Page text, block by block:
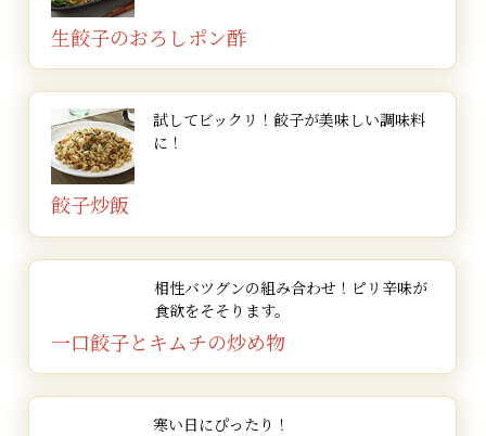
生餃子のおろしポン酢
試してビックリ！餃子が美味しい調味料
に！
餃子炒飯
相性バツグンの組み合わせ！ ピリ辛味が
食欲をそそります。
一口餃子と キムチの炒め物
寒い日にぴったり！
フルーツトマトを飾り、ドレッシングをかけたら出
来あがりです。
閉じる
小麦粉・卵・水を混ぜ、一口餃子を一つずつひた
し、生パン粉をまぶして衣を付けます。
す。
キャベツを盛り付けたお皿にのせ、トマトやレモン
等を飾れば出来あがりです。
※調理時のやけど等にご注意ください。
※揚げものは油はねにご注意してください。
※お好みでソース等をかけてお召し上がりください。
※ミニメンチカツ風になって、お弁当のおかずにもピ
ッタリです。
※色々な種類の餃子でお楽しみいただけます。
閉じる
揚げ油
作り方：
玉ねぎは2cm幅のくし型に、椎茸は石付きを取り4
等分に切ります。
ピーマン・人参は一口大に切り、人参は2分ほど下
茹でします。
［A］の調味料をよく混ぜておきます。
生餃子は180℃に加熱した油で約4～5分揚げ、油を
切ります。
野菜も色が鮮やかになるまで約2分ほど素揚げにし
油を切ります。
フライパンに【2】の調味料を入れて火にかけとろ
みが出てきたら、揚げた生餃子と野菜を加えて手早
く混ぜ、器に盛って出来あがりです。
※調理時のやけど等にご注意ください。
※調理時のやけど等にご注意ください。
混ぜ炒めます。
お皿に盛り付け、仕上げに小ねぎを散らして出来あ
がりです。
※調理時のやけど等にご注意ください。
※色々な種類の餃子でお楽しみいただけます。
閉じる
りです。
※調理時のやけど等にご注意ください。
※色々な種類の餃子でお楽しみいただけます。
閉じる
※調理時のやけど等にご注意ください。
閉じる
鍋にロールキャベツ、野菜を並べ、コンソメスープ
を流し入れて強火にかけます。
沸騰したら中火にして、野菜が柔らかく、スープが
半分くらいになるまで煮込みます。
器に盛りつけ、パセリを飾れば出来あがりです。
※調理時のやけど等にご注意ください。
※お好みでケチャップを付けてもおいしくお召し上が
りいただけます。
※色々な種類の焼売でお楽しみいただけます。
閉じる
卵を同量の水で溶いておき、小麦・水溶き卵・パン
170～180℃位に熱した油で、色良く芯に火が通る
まで揚げます。
餃子も同様の手順【3】、【4】で揚げます。
器に盛り付ければ出来あがりです。
※色々な種類の焼売や餃子でお楽しみいただけます。
閉じる
パンにレタス・トマトと餃子を乗せソースをかけま
す。
パンではさめば出来あがりです。
※調理時のやけど等にご注意ください。
※色々な種類の餃子でお楽しみいただけます。
ケチャップ
コチュジャン
お皿に盛り付け、青のりと紅生姜を飾れば出来あが
りです。
※調理時のやけど等にご注意ください。
※麺の種類によっては水を入れて蒸します。
※色々な種類の餃子でお楽しみいただけます。
してからフライパンを逆さにしてかぶせて戻すと、
うまく返せます。
※調理時のやけど等にご注意ください。
※色々な種類の餃子でお楽しみいただけます。
閉じる
※色々な種類の焼売でお楽しみいただけます。
閉じる
コンソメスープ・しゅうまいを入れて野菜が柔らか
塩・コショウで味を調え、お皿に盛りつけたら出来
あがりです。
※調理時のやけど等にご注意ください。
※色々な種類の焼売でお楽しみいただけます。
閉じる
す。
鍋にだし汁を入れて、ひと煮立ちしたら調味料を入
れます。
さらにひと煮立ちしたら、焼売と野菜を入れて煮ま
す。
煮汁が煮詰まって、具材に味がしみたら出来あがり
です。
※色々な種類の焼売でお楽しみいただけます。
閉じる
トマトの水煮缶を加え、軽くつぶしながら混ぜま
コンソメ顆粒と塩・コショウで味を調えればソース
の完成です。
鍋にお湯を沸かして餃子を手早く茹であげます。
器に盛りつけソースと粉チーズをかければ出来あが
りです。
閉じる
生餃子を焼き、ピーマン・人参は細かくみじん切り
にします。
フライパンにサラダ油を引き、焼いた餃子を細かく
崩しながら火を通します。
人参を加えて炒め、カレー粉を入れて良く混ぜま
す。
トマトケチャップ・コンソメ顆粒・水を入れて弱火
で煮込みます。
水気が少なくなりとろみが出たら、ピーマンを入
れ、塩・コショウで味を調えます。
お皿にご飯を盛り、ドライカレーを添えれば出来あ
※餃子の皮の分ご飯は少なめでもボリュームが出ま
にします。
たれの調味料を鍋に入れ、火にかけ沸騰する前に火
を止めます。
温かいうちに【1】の野菜と餃子を漬け込みます。
器に餃子を盛り付け、野菜を飾れば出来あがりで
す。
※調理時のやけど等にご注意ください。
閉じる
す。
【3】に茹で上がったパスタを入れ、塩で味を調え
器に盛り、刻んだパセリを散らせば出来あがりで
す。
※調理時のやけど等にご注意ください。
※色々な種類の餃子でお楽しみいただけます。
閉じる
※調理時のやけど等にご注意ください。
※お好みできざみ生姜を添えると、より一層美味しく
なります。
※色々な種類の餃子でお楽しみいただけます。
【2】のじゃがいもを4等分し、餃子が真ん中に来
卵を同量の水で溶いておき、小麦粉・水溶き卵・パ
ン粉の順番で付けます。
揚げ油を170～180℃位に熱し、芯まで火が通り色
よく揚がれば、出来あがりです。
※調理時のやけど等にご注意ください。
※色々な種類の餃子でお楽しみいただけます。
閉じる
ら、中華スープまたは水を入れて蒸し焼きにしま
す。
る時にヘラなどを使って餃子を崩して煮て、人参・
なるとを入れ、さらに煮ます。
【3】に水溶き片栗粉を加え、トロミが付いてきた
ら絹さやを入れます。
器に揚げ焼きそばを盛り、4.の餃子餡をかけて出来
あがりです。
※調理時のやけど等にご注意ください。
※お好みでお酢をかけても美味しくお召し上がりいた
※色々な種類の餃子でお楽しみいただけます。
閉じる